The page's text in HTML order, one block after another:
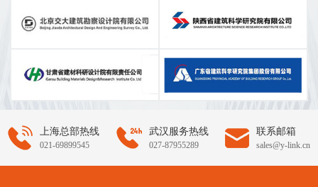
上海总部热线
021-69899545
武汉服务热线
027-87955289
联系邮箱
sales@y-link.cn